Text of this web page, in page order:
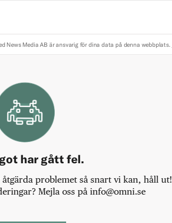
News Media AB är ansvarig för dina data på denna webbplats.
har gått fel.
problemet så snart vi kan, håll ut!
Mejla oss på info@omni.se